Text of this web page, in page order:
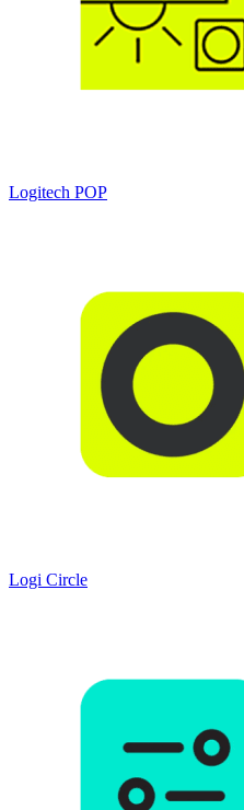
Logitech POP
Logi Circle